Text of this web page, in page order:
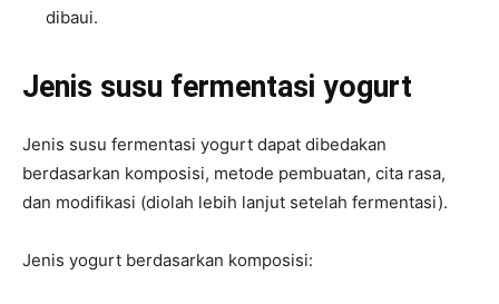
dibaui.
Jenis susu fermentasi yogurt
Jenis susu fermentasi yogurt dapat dibedakan
berdasarkan komposisi, metode pembuatan, cita rasa,
dan modifikasi (diolah lebih lanjut setelah fermentasi).
Jenis yogurt berdasarkan komposisi: